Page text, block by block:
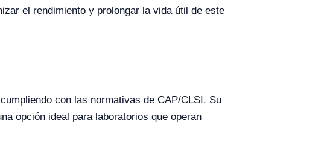
el rendimiento y prolongar la vida útil de este
con las normativas de CAP/CLSI. Su
opción ideal para laboratorios que operan